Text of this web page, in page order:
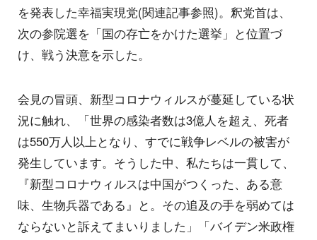
を発表した幸福実現党(関連記事参照)。釈党首は、
次の参院選を「国の存亡をかけた選挙」と位置づ
け、戦う決意を示した。
会見の冒頭、新型コロナウィルスが蔓延している状
況に触れ、「世界の感染者数は3億人を超え、死者
は550万人以上となり、すでに戦争レベルの被害が
発生しています。そうした中、私たちは一貫して、
『新型コロナウィルスは中国がつくった、ある意
味、生物兵器である』と。その追及の手を弱めては
ならないと訴えてまいりました」「バイデン米政権